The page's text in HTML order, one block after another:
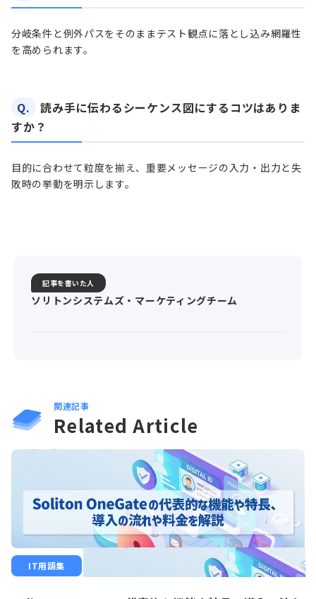
分岐条件と例外パスをそのままテスト観点に落とし込み網羅性
を高められます。
Q.
読み手に伝わるシーケンス図にするコツはありま
すか？
目的に合わせて粒度を揃え、重要メッセージの入力・出力と失
敗時の挙動を明示します。
記事を書いた人
ソリトンシステムズ・マーケティングチーム
関連記事
Related Article
IT用語集